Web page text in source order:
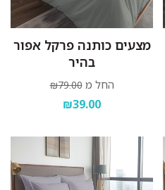
מצעים כותנה פרקל אפור
בהיר
החל מ ₪79.00
₪39.00